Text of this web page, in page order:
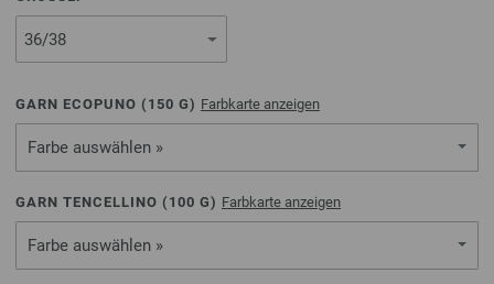
GARN ECOPUNO ( 150 G) Farbkarte anzeigen
Farbe auswählen »
GARN TENCELLINO ( 100 G) Farbkarte anzeigen
Farbe auswählen »